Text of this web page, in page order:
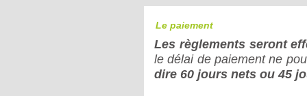
Le paiement
Les règlements seront
le délai de paiement ne
dire 60 jours nets ou 45